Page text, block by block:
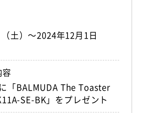
土）～2024年12月1日
「BALMUDA The Toaster
SE-BK」をプレゼント